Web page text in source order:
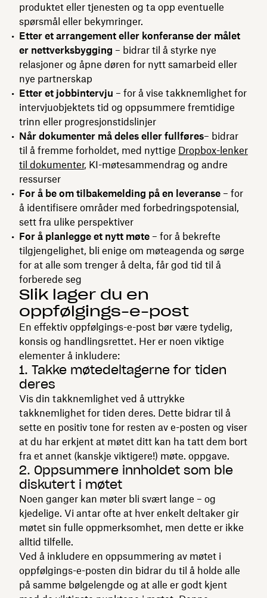
produktet eller tjenesten og ta opp eventuelle
spørsmål eller bekymringer.
Etter et arrangement eller konferanse der målet
er nettverksbygging – bidrar til å styrke nye
relasjoner og åpne døren for nytt samarbeid eller
nye partnerskap
Etter et jobbintervju – for å vise takknemlighet for
intervjuobjektets tid og oppsummere fremtidige
trinn eller progresjonstidslinjer
Når dokumenter må deles eller fullføres– bidrar
til å fremme forholdet, med nyttige Dropbox-lenker
til dokumenter, KI-møtesammendrag og andre
ressurser
For å be om tilbakemelding på en leveranse – for
å identifisere områder med forbedringspotensial,
sett fra ulike perspektiver
For å planlegge et nytt møte – for å bekrefte
tilgjengelighet, bli enige om møteagenda og sørge
for at alle som trenger å delta, får god tid til å
forberede seg
Slik lager du en
oppfølgings-e-post
En effektiv oppfølgings-e-post bør være tydelig,
konsis og handlingsrettet. Her er noen viktige
elementer å inkludere:
1. Takke møtedeltagerne for tiden
deres
Vis din takknemlighet ved å uttrykke
takknemlighet for tiden deres. Dette bidrar til å
sette en positiv tone for resten av e-posten og viser
at du har erkjent at møtet ditt kan ha tatt dem bort
fra et annet (kanskje viktigere!) møte. oppgave.
2. Oppsummere innholdet som ble
diskutert i møtet
Noen ganger kan møter bli svært lange – og
kjedelige. Vi antar ofte at hver enkelt deltaker gir
møtet sin fulle oppmerksomhet, men dette er ikke
alltid tilfelle.
Ved å inkludere en oppsummering av møtet i
oppfølgings-e-posten din bidrar du til å holde alle
på samme bølgelengde og at alle er godt kjent